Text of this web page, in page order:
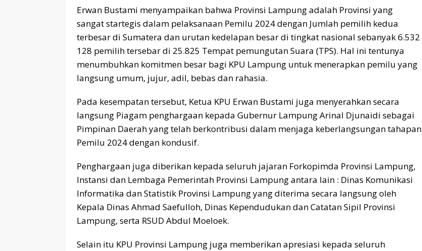
Erwan Bustami menyampaikan bahwa Provinsi Lampung adalah Provinsi yang
sangat startegis dalam pelaksanaan Pemilu 2024 dengan Jumlah pemilih kedua
terbesar di Sumatera dan urutan kedelapan besar di tingkat nasional sebanyak 6.532
128 pemilih tersebar di 25.825 Tempat pemungutan Suara (TPS). Hal ini tentunya
menumbuhkan komitmen besar bagi KPU Lampung untuk menerapkan pemilu yang
langsung umum, jujur, adil, bebas dan rahasia.
Pada kesempatan tersebut, Ketua KPU Erwan Bustami juga menyerahkan secara
langsung Piagam penghargaan kepada Gubernur Lampung Arinal Djunaidi sebagai
Pimpinan Daerah yang telah berkontribusi dalam menjaga keberlangsungan tahapan
Pemilu 2024 dengan kondusif.
Penghargaan juga diberikan kepada seluruh jajaran Forkopimda Provinsi Lampung,
Instansi dan Lembaga Pemerintah Provinsi Lampung antara lain : Dinas Komunikasi
Informatika dan Statistik Provinsi Lampung yang diterima secara langsung oleh
Kepala Dinas Ahmad Saefulloh, Dinas Kependudukan dan Catatan Sipil Provinsi
Lampung, serta RSUD Abdul Moeloek.
Selain itu KPU Provinsi Lampung juga memberikan apresiasi kepada seluruh